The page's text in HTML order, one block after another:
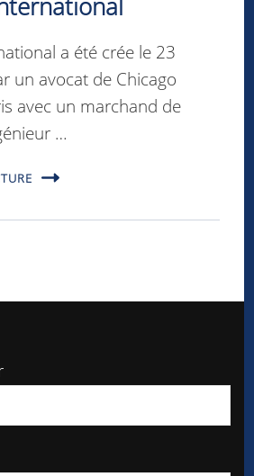
a été crée le 23
un avocat de Chicago
avec un marchand de
…